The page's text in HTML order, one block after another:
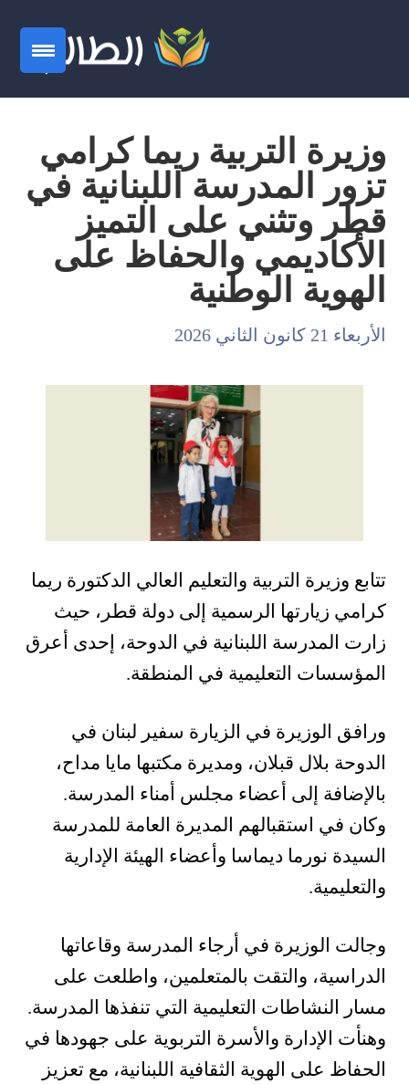
وزيرة التربية ريما كرامي
تزور المدرسة اللبنانية في
قطر وتثني على التميز
الأكاديمي والحفاظ على
الهوية الوطنية
الأربعاء 21 كانون الثاني 2026
تتابع وزيرة التربية والتعليم العالي الدكتورة ريما
كرامي زيارتها الرسمية إلى دولة قطر، حيث
زارت المدرسة اللبنانية في الدوحة، إحدى أعرق
المؤسسات التعليمية في المنطقة.
ورافق الوزيرة في الزيارة سفير لبنان في
الدوحة بلال قبلان، ومديرة مكتبها مايا مداح،
بالإضافة إلى أعضاء مجلس أمناء المدرسة.
وكان في استقبالهم المديرة العامة للمدرسة
السيدة نورما ديماسا وأعضاء الهيئة الإدارية
والتعليمية.
وجالت الوزيرة في أرجاء المدرسة وقاعاتها
الدراسية، والتقت بالمتعلمين، واطلعت على
مسار النشاطات التعليمية التي تنفذها المدرسة.
وهنأت الإدارة والأسرة التربوية على جهودها في
الحفاظ على الهوية الثقافية اللبنانية، مع تعزيز